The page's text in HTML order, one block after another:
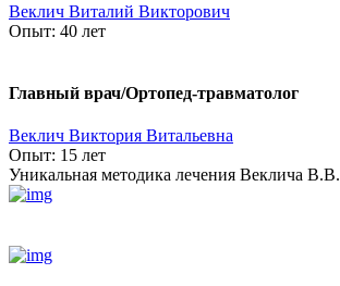
Веклич Виталий Викторович
Опыт: 40 лет
Главный врач/Ортопед-травматолог
Веклич Виктория Витальевна
Опыт: 15 лет
Уникальная методика лечения Веклича В.В.